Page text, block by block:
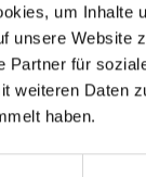
um Inhalte
unsere Website
Partner für
weiteren Daten
haben.
der
aus